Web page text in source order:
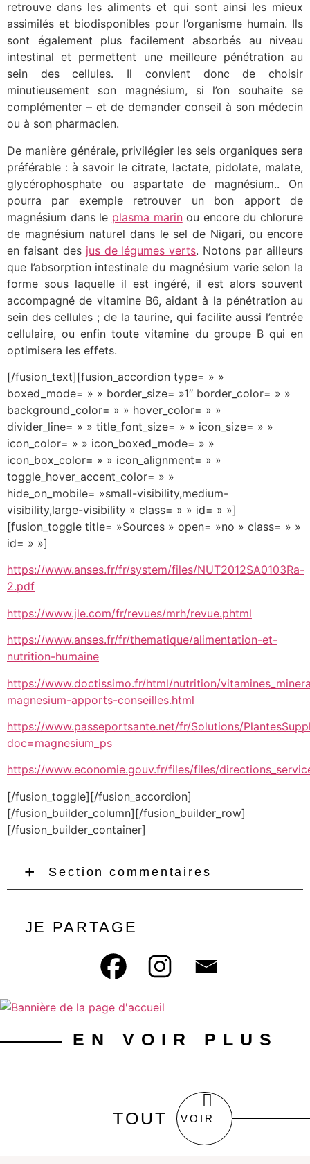
retrouve dans les aliments et qui sont ainsi les mieux
assimilés et biodisponibles pour l’organisme humain. Ils
sont également plus facilement absorbés au niveau
intestinal et permettent une meilleure pénétration au
sein des cellules. Il convient donc de choisir
minutieusement son magnésium, si l’on souhaite se
complémenter – et de demander conseil à son médecin
ou à son pharmacien.
De manière générale, privilégier les sels organiques sera
préférable : à savoir le citrate, lactate, pidolate, malate,
glycérophosphate ou aspartate de magnésium.. On
pourra par exemple retrouver un bon apport de
magnésium dans le plasma marinou encore du chlorure
de magnésium naturel dans le sel de Nigari, ou encore
en faisant des jus de légumes verts. Notons par ailleurs
que l’absorption intestinale du magnésium varie selon la
forme sous laquelle il est ingéré, il est alors souvent
accompagné de vitamine B6, aidant à la pénétration au
sein des cellules ; de la taurine, qui facilite aussi l’entrée
cellulaire, ou enfin toute vitamine du groupe B qui en
optimisera les effets.
[/fusion_text][fusion_accordion type= » »
boxed_mode= » » border_size= »1″ border_color= » »
background_color= » » hover_color= » »
divider_line= » » title_font_size= » » icon_size= » »
icon_color= » » icon_boxed_mode= » »
icon_box_color= » » icon_alignment= » »
toggle_hover_accent_color= » »
hide_on_mobile= »small-visibility,medium-
visibility,large-visibility » class= » » id= » »]
[fusion_toggle title= »Sources » open= »no » class= » »
id= » »]
https://www.anses.fr/fr/system/files/NUT2012SA0103Ra-
2.pdf
https://www.jle.com/fr/revues/mrh/revue.phtml
https://www.anses.fr/fr/thematique/alimentation-et-
nutrition-humaine
https://www.doctissimo.fr/html/nutrition/
magnesium-apports-conseilles.html
https://www.passeportsante.net/fr/Solutions/
doc=magnesium_ps
https://www.economie.gouv.fr/files/files/
[/fusion_toggle][/fusion_accordion]
[/fusion_builder_column][/fusion_builder_row]
[/fusion_builder_container]
Section commentaires
JE PARTAGE
EN VOIR PLUS
TOUT VOIR